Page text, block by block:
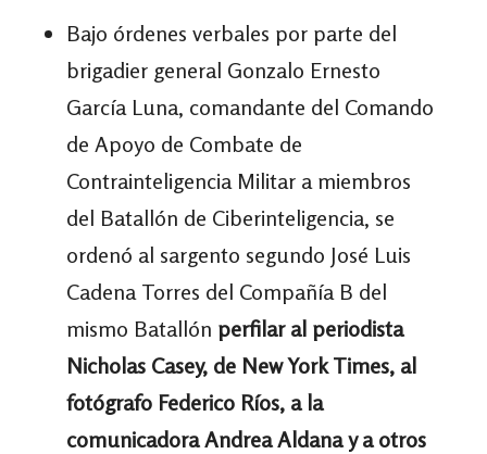
Bajo órdenes verbales por parte del
brigadier general Gonzalo Ernesto
García Luna, comandante del Comando
de Apoyo de Combate de
Contrainteligencia Militar a miembros
del Batallón de Ciberinteligencia, se
ordenó al sargento segundo José Luis
Cadena Torres del Compañía B del
mismo Batallón perfilar al periodista
Nicholas Casey, de New York Times, al
fotógrafo Federico Ríos, a la
comunicadora Andrea Aldana y a otros